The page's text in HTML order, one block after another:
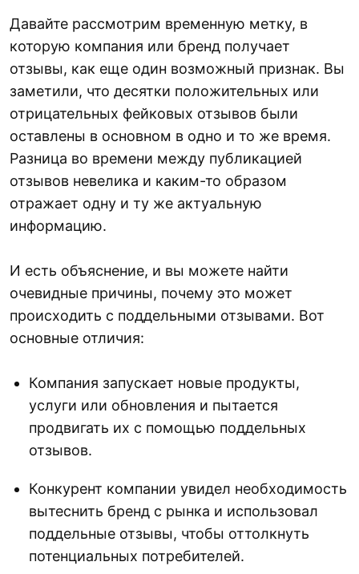
Давайте рассмотрим временную метку, в
которую компания или бренд получает
отзывы, как еще один возможный признак. Вы
заметили, что десятки положительных или
отрицательных фейковых отзывов были
оставлены в основном в одно и то же время.
Разница во времени между публикацией
отзывов невелика и каким-то образом
отражает одну и ту же актуальную
информацию.
И есть объяснение, и вы можете найти
очевидные причины, почему это может
происходить с поддельными отзывами. Вот
основные отличия:
Компания запускает новые продукты,
услуги или обновления и пытается
продвигать их с помощью поддельных
отзывов.
Конкурент компании увидел необходимость
вытеснить бренд с рынка и использовал
поддельные отзывы, чтобы оттолкнуть
потенциальных потребителей.